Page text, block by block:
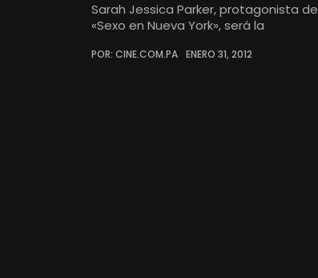
Sarah Jessica Parker, protagonista de
«Sexo en Nueva York», será la
POR: CINE.COM.PA ENERO 31, 2012